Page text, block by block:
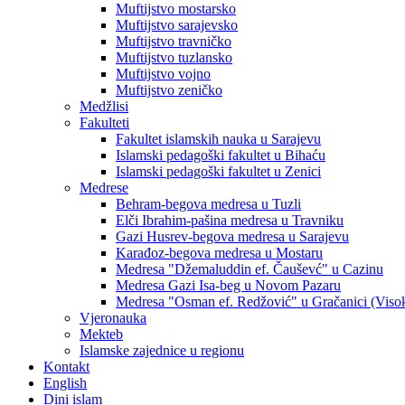
Muftijstvo mostarsko
Muftijstvo sarajevsko
Muftijstvo travničko
Muftijstvo tuzlansko
Muftijstvo vojno
Muftijstvo zeničko
Medžlisi
Fakulteti
Fakultet islamskih nauka u Sarajevu
Islamski pedagoški fakultet u Bihaću
Islamski pedagoški fakultet u Zenici
Medrese
Behram-begova medresa u Tuzli
Elči Ibrahim-pašina medresa u Travniku
Gazi Husrev-begova medresa u Sarajevu
Karađoz-begova medresa u Mostaru
Medresa "Džemaluddin ef. Čauševć" u Cazinu
Medresa Gazi Isa-beg u Novom Pazaru
Medresa "Osman ef. Redžović" u Gračanici
Vjeronauka
Mekteb
Islamske zajednice u regionu
Kontakt
English
Dini islam